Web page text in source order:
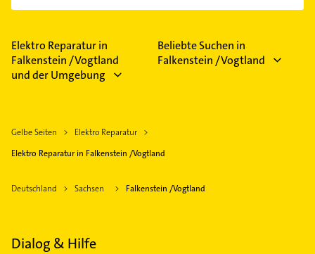
Elektro Reparatur in
Falkenstein /Vogtland
und der Umgebung
Beliebte Suchen in
Falkenstein /Vogtland
Gelbe Seiten
Elektro Reparatur
Elektro Reparatur in Falkenstein /Vogtland
Deutschland Sachsen Falkenstein /Vogtland
Dialog & Hilfe